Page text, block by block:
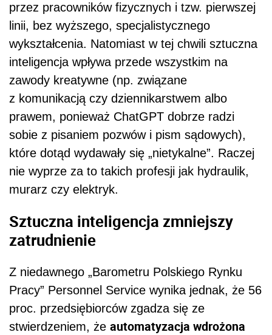
przez pracowników fizycznych i tzw. pierwszej
linii, bez wyższego, specjalistycznego
wykształcenia. Natomiast w tej chwili sztuczna
inteligencja wpływa przede wszystkim na
zawody kreatywne (np. związane
z komunikacją czy dziennikarstwem albo
prawem, ponieważ ChatGPT dobrze radzi
sobie z pisaniem pozwów i pism sądowych),
które dotąd wydawały się „nietykalne”. Raczej
nie wyprze za to takich profesji jak hydraulik,
murarz czy elektryk.
Sztuczna inteligencja zmniejszy
zatrudnienie
Z niedawnego „Barometru Polskiego Rynku
Pracy” Personnel Service wynika jednak, że 56
proc. przedsiębiorców zgadza się ze
stwierdzeniem, że automatyzacja wdrożona